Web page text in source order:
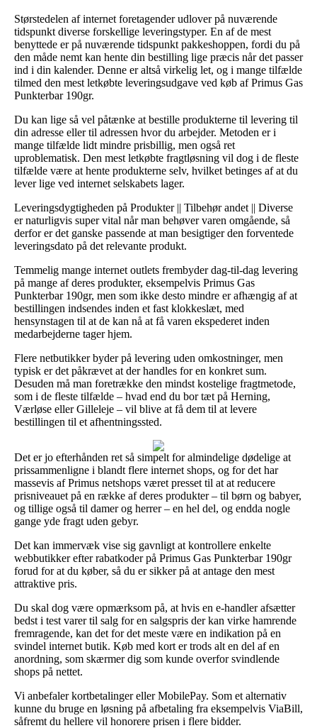
Størstedelen af internet foretagender udlover på nuværende
tidspunkt diverse forskellige leveringstyper. En af de mest
benyttede er på nuværende tidspunkt pakkeshoppen, fordi du på
den måde nemt kan hente din bestilling lige præcis når det passer
ind i din kalender. Denne er altså virkelig let, og i mange tilfælde
tilmed den mest letkøbte leveringsudgave ved køb af Primus Gas
Punkterbar 190gr.
Du kan lige så vel påtænke at bestille produkterne til levering til
din adresse eller til adressen hvor du arbejder. Metoden er i
mange tilfælde lidt mindre prisbillig, men også ret
uproblematisk. Den mest letkøbte fragtløsning vil dog i de fleste
tilfælde være at hente produkterne selv, hvilket betinges af at du
lever lige ved internet selskabets lager.
Leveringsdygtigheden på Produkter || Tilbehør andet || Diverse
er naturligvis super vital når man behøver varen omgående, så
derfor er det ganske passende at man besigtiger den forventede
leveringsdato på det relevante produkt.
Temmelig mange internet outlets frembyder dag-til-dag levering
på mange af deres produkter, eksempelvis Primus Gas
Punkterbar 190gr, men som ikke desto mindre er afhængig af at
bestillingen indsendes inden et fast klokkeslæt, med
hensynstagen til at de kan nå at få varen ekspederet inden
medarbejderne tager hjem.
Flere netbutikker byder på levering uden omkostninger, men
typisk er det påkrævet at der handles for en konkret sum.
Desuden må man foretrække den mindst kostelige fragtmetode,
som i de fleste tilfælde – hvad end du bor tæt på Herning,
Værløse eller Gilleleje – vil blive at få dem til at levere
bestillingen til et afhentningssted.
Det er jo efterhånden ret så simpelt for almindelige dødelige at
prissammenligne i blandt flere internet shops, og for det har
massevis af Primus netshops været presset til at at reducere
prisniveauet på en række af deres produkter – til børn og babyer,
og tillige også til damer og herrer – en hel del, og endda nogle
gange yde fragt uden gebyr.
Det kan immervæk vise sig gavnligt at kontrollere enkelte
webbutikker efter rabatkoder på Primus Gas Punkterbar 190gr
forud for at du køber, så du er sikker på at antage den mest
attraktive pris.
Du skal dog være opmærksom på, at hvis en e-handler afsætter
bedst i test varer til salg for en salgspris der kan virke hamrende
fremragende, kan det for det meste være en indikation på en
svindel internet butik. Køb med kort er trods alt en del af en
anordning, som skærmer dig som kunde overfor svindlende
shops på nettet.
Vi anbefaler kortbetalinger eller MobilePay. Som et alternativ
kunne du bruge en løsning på afbetaling fra eksempelvis ViaBill,
såfremt du hellere vil honorere prisen i flere bidder.